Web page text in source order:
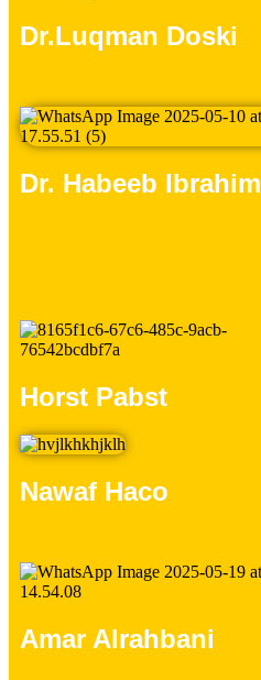
Dr.Luqman Doski​
Dr. Habeeb Ibrahim
Horst Pabst
Nawaf Haco
Amar Alrahbani